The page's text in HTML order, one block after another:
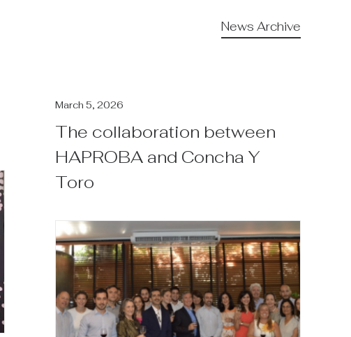
News Archive
March 5, 2026
The collaboration between
HAPROBA and Concha Y
Toro